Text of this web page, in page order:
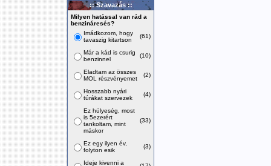
:: Szavazás ::
Milyen hatással van rád a
benzináresés?
Imádkozom, hogy
tavaszig kitartson
(61)
Már a kád is csurig
benzinnel
(10)
Eladtam az összes
MOL részvényemet
(2)
Hosszabb nyári
túrákat szervezek
(4)
Ez hülyeség, most
is 5ezerért
tankoltam, mint
máskor
(33)
Ez egy ilyen év,
folyton esik
(3)
Ideje kivenni a